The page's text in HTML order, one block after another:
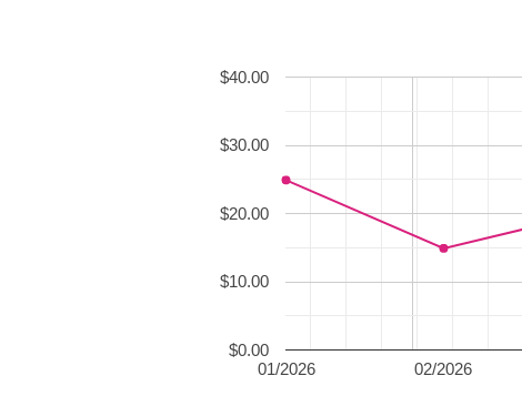
01/2026 02/2026
$0.00
$10.00
$20.00
$30.00
$40.00